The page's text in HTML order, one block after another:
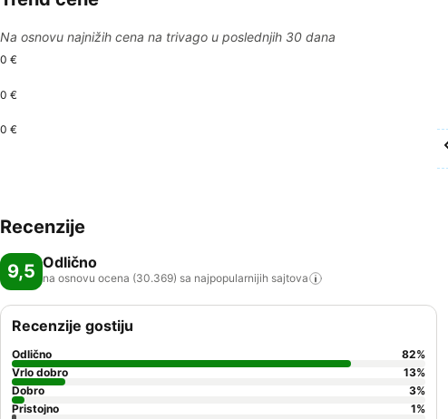
Na osnovu najnižih cena na trivago u poslednjih 30 dana
0 €
0 €
0 €
Recenzije
9,5 Odlično
na osnovu ocena (30.369) sa najpopularnijih sajtova
Recenzije gostiju
Odlično 82%
Vrlo dobro
13%
Dobro
3%
Pristojno
1%